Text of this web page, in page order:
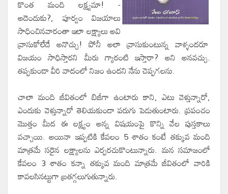
కొంత మంది లక్ష్యమా! -
అదెందుకు?, పూర్వం విజయాలు
సాధించినవారంతా ఇలా లక్ష్యాలు అవి
వ్రాసుకోలేదే అనొచ్చు! పోనీ అలా వ్రాసుకుంటున్న వాళ్ళందరూ
విజయం సాధిస్తారని మీరు గ్యారంటి ఇస్తారా? అని అనవచ్చు.
తప్పకుండా వీరి వాదంలో నిజం ఉందని నేను చెప్పగలను.
చాలా మంది జీవితంలో బిజీగా ఉంటారు కాని, ఎటు వెళ్తున్నారో,
ఎందుకు వెళ్తున్నారో తెలియకుండా పరుగు పెడుతుంటారు. ప్రపంచం
మొత్తం మీద ఈ లక్ష్యం అన్న విషయంపై కొన్ని వేల పుస్తకాలు
వచ్చాయి. అయినా ఇప్పటికి కేవలం 5 శాతం కంటే తక్కువ మంది
మాత్రమే సరైన లక్ష్యాలను ఎర్పరచుకొంటున్నారు. మన సమాజంలో
కేవలం 3 శాతం కన్నా తక్కువ మంది మాత్రమే జీవితంలో వారికి
కావలసినట్టుగా బ్రతగ్గలుగుతున్నారు.